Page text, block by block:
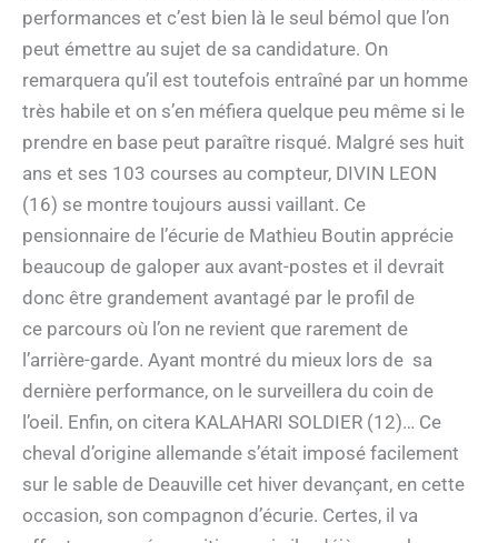
performances et c’est bien là le seul bémol que l’on
peut émettre au sujet de sa candidature. On
remarquera qu’il est toutefois entraîné par un homme
très habile et on s’en méfiera quelque peu même si le
prendre en base peut paraître risqué. Malgré ses huit
ans et ses 103 courses au compteur, DIVIN LEON
(16) se montre toujours aussi vaillant. Ce
pensionnaire de l’écurie de Mathieu Boutin apprécie
beaucoup de galoper aux avant-postes et il devrait
donc être grandement avantagé par le profil de
ce parcours où l’on ne revient que rarement de
l’arrière-garde. Ayant montré du mieux lors de sa
dernière performance, on le surveillera du coin de
l’oeil. Enfin, on citera KALAHARI SOLDIER (12)… Ce
cheval d’origine allemande s’était imposé facilement
sur le sable de Deauville cet hiver devançant, en cette
occasion, son compagnon d’écurie. Certes, il va